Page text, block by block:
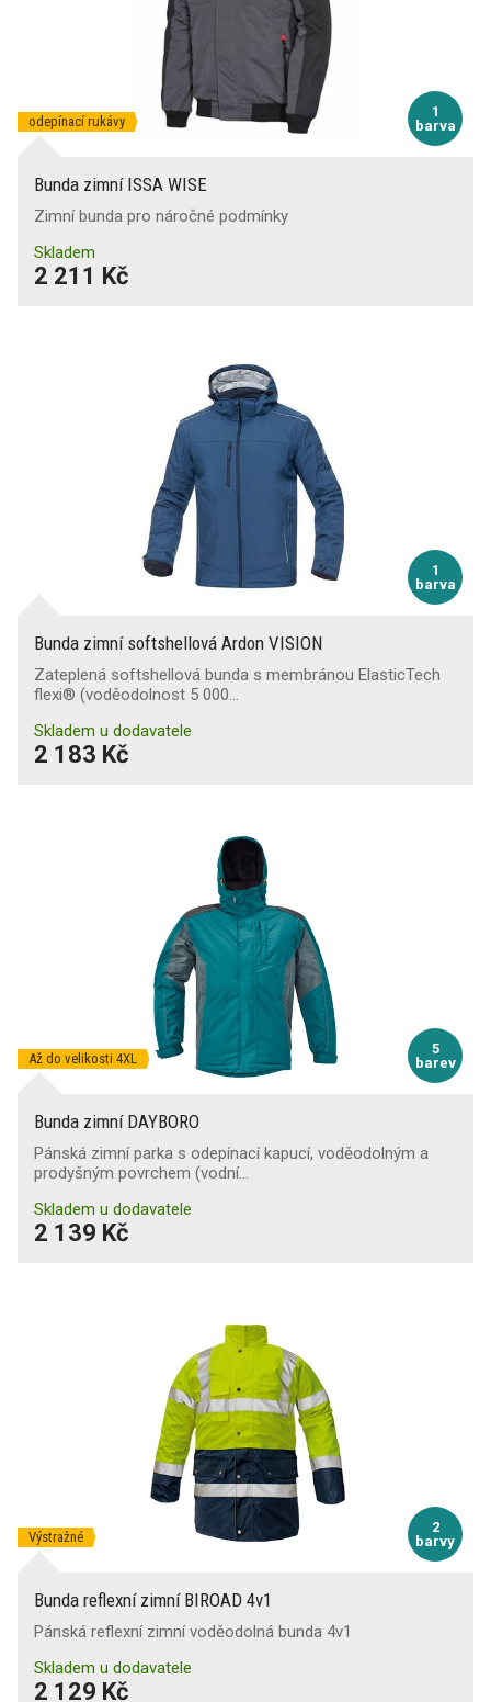
1
barva
odepínací rukávy
Bunda zimní ISSA WISE
Zimní bunda pro náročné podmínky
Skladem
2 211 Kč
1
barva
Bunda zimní softshellová Ardon VISION
Zateplená softshellová bunda s membránou ElasticTech
flexi® (voděodolnost 5 000…
Skladem u dodavatele
2 183 Kč
5
barev
Až do velikosti 4XL
Bunda zimní DAYBORO
Pánská zimní parka s odepínací kapucí, voděodolným a
prodyšným povrchem (vodní…
Skladem u dodavatele
2 139 Kč
2
barvy
Výstražné
Bunda reflexní zimní BIROAD 4v1
Pánská reflexní zimní voděodolná bunda 4v1
Skladem u dodavatele
2 129 Kč